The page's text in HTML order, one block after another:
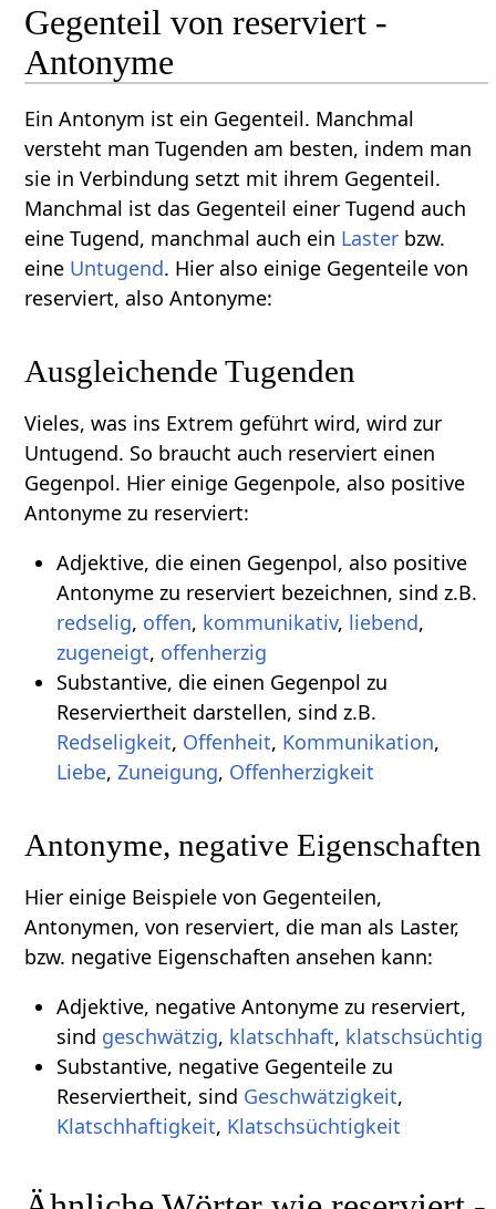
Gegenteil von reserviert -
Antonyme
Ein Antonym ist ein Gegenteil. Manchmal
versteht man Tugenden am besten, indem man
sie in Verbindung setzt mit ihrem Gegenteil.
Manchmal ist das Gegenteil einer Tugend auch
eine Tugend, manchmal auch ein Laster bzw.
eine Untugend. Hier also einige Gegenteile von
reserviert, also Antonyme:
Ausgleichende Tugenden
Vieles, was ins Extrem geführt wird, wird zur
Untugend. So braucht auch reserviert einen
Gegenpol. Hier einige Gegenpole, also positive
Antonyme zu reserviert:
Adjektive, die einen Gegenpol, also positive
Antonyme zu reserviert bezeichnen, sind z.B.
redselig, offen, kommunikativ, liebend,
zugeneigt, offenherzig
Substantive, die einen Gegenpol zu
Reserviertheit darstellen, sind z.B.
Redseligkeit, Offenheit, Kommunikation,
Liebe, Zuneigung, Offenherzigkeit
Antonyme, negative Eigenschaften
Hier einige Beispiele von Gegenteilen,
Antonymen, von reserviert, die man als Laster,
bzw. negative Eigenschaften ansehen kann:
Adjektive, negative Antonyme zu reserviert,
sind geschwätzig, klatschhaft, klatschsüchtig
Substantive, negative Gegenteile zu
Reserviertheit, sind Geschwätzigkeit,
Klatschhaftigkeit, Klatschsüchtigkeit